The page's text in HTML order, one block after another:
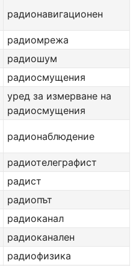
радионавигационен
радиомрежа
радиошум
радиосмущения
уред за измерване на
радиосмущения
радионаблюдение
радиотелеграфист
радист
радиопът
радиоканал
радиоканален
радиофизика